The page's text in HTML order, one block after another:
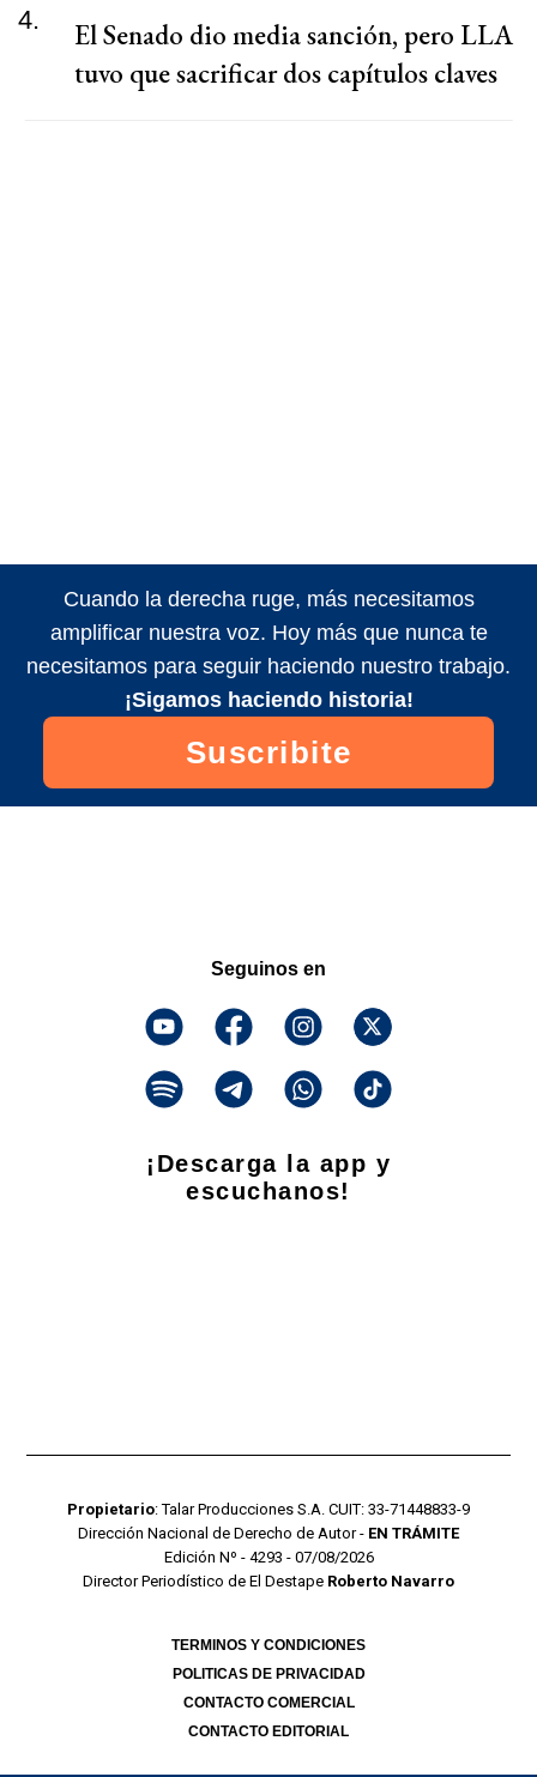
4.
El Senado dio media sanción, pero LLA
tuvo que sacrificar dos capítulos claves
Cuando la derecha ruge, más necesitamos
amplificar nuestra voz. Hoy más que nunca te
necesitamos para seguir haciendo nuestro trabajo.
¡Sigamos haciendo historia!
Suscribite
Seguinos en
¡Descarga la app y
escuchanos!
Propietario: Talar Producciones S.A. CUIT: 33-71448833-9
Dirección Nacional de Derecho de Autor - EN TRÁMITE
Edición Nº - 4293 - 07/08/2026
Director Periodístico de El Destape Roberto Navarro
TERMINOS Y CONDICIONES
POLITICAS DE PRIVACIDAD
CONTACTO COMERCIAL
CONTACTO EDITORIAL